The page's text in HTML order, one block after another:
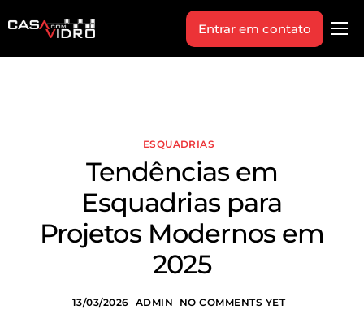
Produtos
Sobre Nós
Entrar em contato
ESQUADRIAS
Tendências em
Esquadrias para
Projetos Modernos em
2025
13/03/2026 ADMIN NO COMMENTS YET